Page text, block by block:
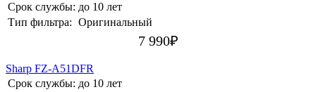
Срок службы: до 10 лет
Тип фильтра: Оригинальный
7 990₽
Sharp FZ-A51DFR
Срок службы: до 10 лет